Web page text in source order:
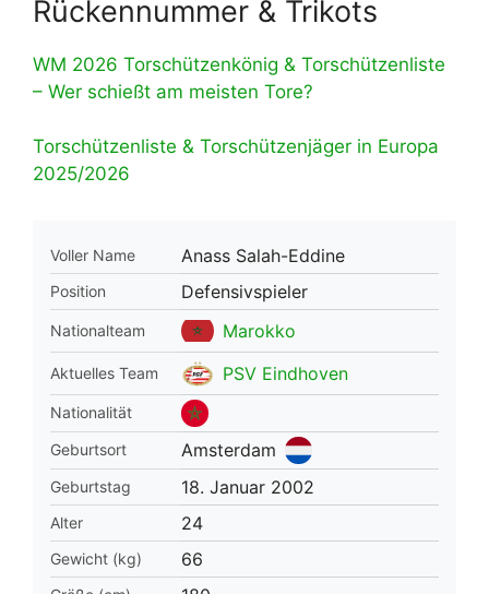
Rückennummer & Trikots
WM 2026 Torschützenkönig & Torschützenliste
– Wer schießt am meisten Tore?
Torschützenliste & Torschützenjäger in Europa
2025/2026
Voller Name Anass Salah-Eddine
Position Defensivspieler
Nationalteam Marokko
Aktuelles Team PSV Eindhoven
Nationalität
Geburtsort
Amsterdam
Geburtstag 18. Januar 2002
Alter 24
Gewicht (kg) 66